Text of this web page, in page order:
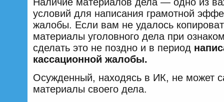
условий для написания грамотной
жалобы. Если вам не удалось
материалы уголовного дела при
сделать это не поздно и в период
кассационной жалобы.
Осужденный, находясь в ИК, не может
материалы своего дела.